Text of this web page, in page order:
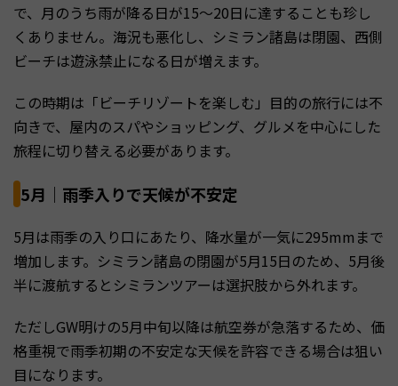
で、月のうち雨が降る日が15〜20日に達することも珍し
くありません。海況も悪化し、シミラン諸島は閉園、西側
ビーチは遊泳禁止になる日が増えます。
この時期は「ビーチリゾートを楽しむ」目的の旅行には不
向きで、屋内のスパやショッピング、グルメを中心にした
旅程に切り替える必要があります。
5月｜雨季入りで天候が不安定
5月は雨季の入り口にあたり、降水量が一気に295mmまで
増加します。シミラン諸島の閉園が5月15日のため、5月後
半に渡航するとシミランツアーは選択肢から外れます。
ただしGW明けの5月中旬以降は航空券が急落するため、価
格重視で雨季初期の不安定な天候を許容できる場合は狙い
目になります。